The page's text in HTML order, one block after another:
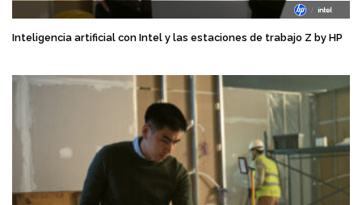
Inteligencia artificial con Intel y las estaciones de trabajo Z by HP